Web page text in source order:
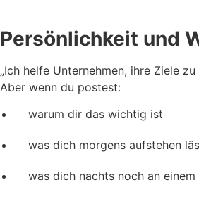
Persönlichkeit und
„Ich helfe Unternehmen, ihre Ziele
Aber wenn du postest:
warum dir das wichtig ist
was dich morgens aufstehen
was dich nachts noch an